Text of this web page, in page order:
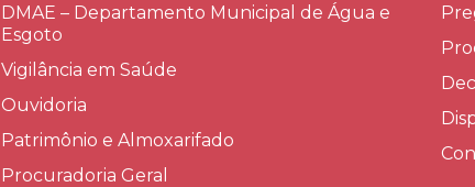
DMAE – Departamento Municipal de Água e
Esgoto
Vigilância em Saúde
Ouvidoria
Patrimônio e Almoxarifado
Procuradoria Geral